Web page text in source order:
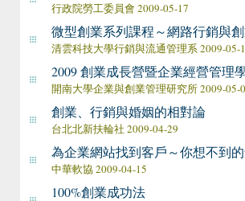
行政院勞工委員會 2009-05-17
微型創業系列課程～網路行銷與
清雲科技大學行銷與流通管理系 2009-05-
2009 創業成長營暨企業經營管理
開南大學企業與創業管理研究所 2009-05-
創業、行銷與婚姻的相對論
台北北新扶輪社 2009-04-29
為企業網站找到客戶～你想不到
中華軟協 2009-04-15
100%創業成功法